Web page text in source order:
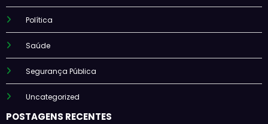
Política
Saúde
Segurança Pública
Uncategorized
POSTAGENS RECENTES